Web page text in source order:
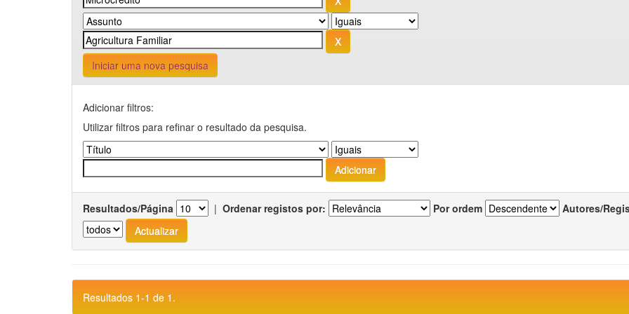
Iniciar uma nova pesquisa
Adicionar filtros:
Utilizar filtros para refinar o resultado da pesquisa.
Resultados/Página | Ordenar registos por: Por ordem Autores/
Resultados 1-1 de 1.